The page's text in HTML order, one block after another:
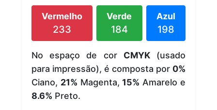
Vermelho
233
Verde
184
Azul
198
No espaço de cor CMYK(usado
para impressão), é composta por 0%
Ciano, 21% Magenta, 15% Amarelo e
8.6% Preto.